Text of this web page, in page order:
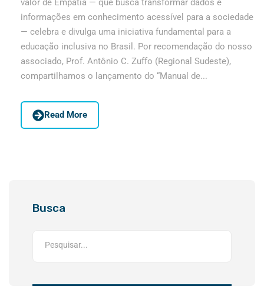
valor de Empatia — que busca transformar dados e
informações em conhecimento acessível para a sociedade
— celebra e divulga uma iniciativa fundamental para a
educação inclusiva no Brasil. Por recomendação do nosso
associado, Prof. Antônio C. Zuffo (Regional Sudeste),
compartilhamos o lançamento do “Manual de...
Read More
Busca